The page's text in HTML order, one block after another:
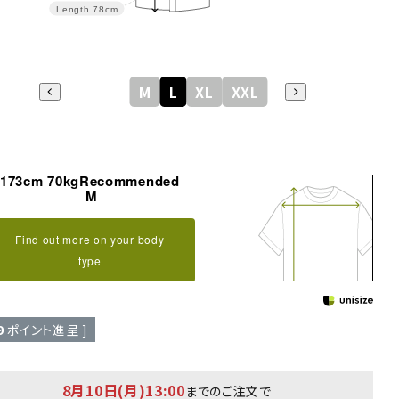
Length 78cm
M L XL XXL
173cm 70kgRecommended
M
Find out more on your body
type
ポイント進呈 ]
8月10日(月)13:00までのご注文で